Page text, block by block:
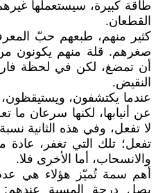
طاقة كبيرة، سيستعملها
القطعان.
كثير منهم، طبعهم حبّ
صغرهم. قلة منهم يكونون من
أن تمضغ، لكن في لحظة
النقيض.
عندما يكتشفون،
عن أنيابها، لكنها سرعان ما
لا تفعل، وفي هذه الثانية
تفعل؛ تلك التي تغفر،
والانسحاب، أما الأخرى فلا.
أهم سمة تُميّز هؤلاء هي
يصل درجة المسبة